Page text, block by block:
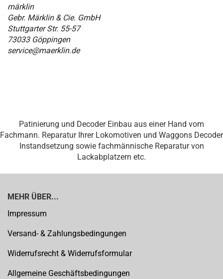
märklin
Gebr. Märklin & Cie. GmbH
Stuttgarter Str. 55-57
73033 Göppingen
service@maerklin.de
Patinierung und Decoder Einbau aus einer Hand vom
Fachmann. Reparatur Ihrer Lokomotiven und Waggons Decoder
Instandsetzung sowie fachmännische Reparatur von
Lackabplatzern etc.
MEHR ÜBER...
Impressum
Versand- & Zahlungsbedingungen
Widerrufsrecht & Widerrufsformular
Allgemeine Geschäftsbedingungen